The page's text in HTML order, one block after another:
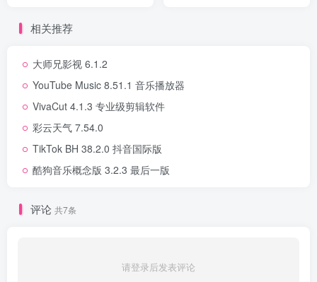
相关推荐
大师兄影视 6.1.2
YouTube Music 8.51.1 音乐播放器
VivaCut 4.1.3 专业级剪辑软件
彩云天气 7.54.0
TikTok BH 38.2.0 抖音国际版
酷狗音乐概念版 3.2.3 最后一版
评论 共7条
请登录后发表评论